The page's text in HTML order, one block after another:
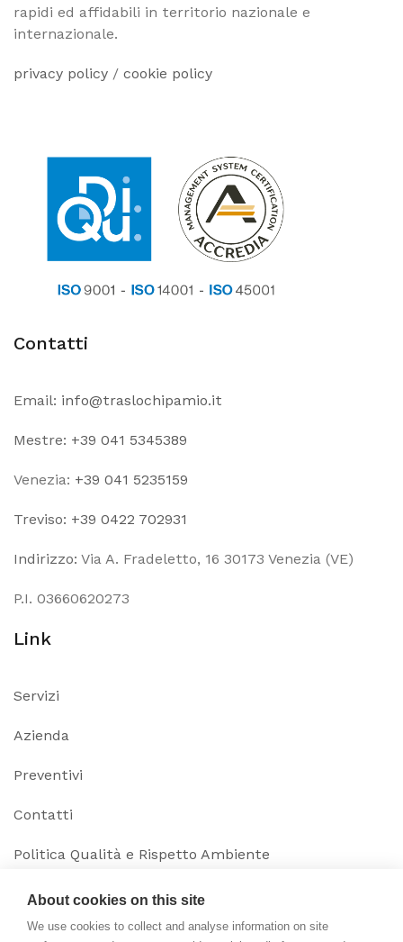
rapidi ed affidabili in territorio nazionale e
internazionale.
privacy policy / cookie policy
Contatti
Email: info@traslochipamio.it
Mestre: +39 041 5345389
Venezia: +39 041 5235159
Treviso: +39 0422 702931
Indirizzo: Via A. Fradeletto, 16 30173 Venezia (VE)
P.I. 03660620273
Link
Servizi
Azienda
Preventivi
Contatti
Politica Qualità e Rispetto Ambiente
Politica Sicurezza
Social
About cookies on this site
We use cookies to collect and analyse information on site